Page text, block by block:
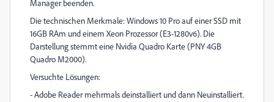
Manager beenden.
Die technischen Merkmale: Windows 10 Pro auf einer SSD mit
16GB RAm und einem Xeon Prozessor (E3-1280v6). Die
Darstellung stemmt eine Nvidia Quadro Karte (PNY 4GB
Quadro M2000).
Versuchte Lösungen:
- Adobe Reader mehrmals deinstalliert und dann Neuinstalliert.